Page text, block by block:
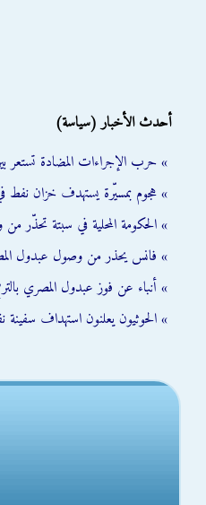
أحدث الأخبار (سياسة)
» حرب الإجراءات المضادة تستعر بين
» هجوم بمسيّرة يستهدف خزان نفط
» الحكومة المحلية في سبتة تحذّر
» فانس يحذر من وصول عبدول
» أنباء عن فوز عبدول المصري
» الحوثيون يعلنون استهداف سفينة